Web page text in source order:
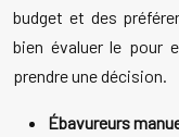
budget et des
bien évaluer le pour
prendre une décision.
Ébavureurs